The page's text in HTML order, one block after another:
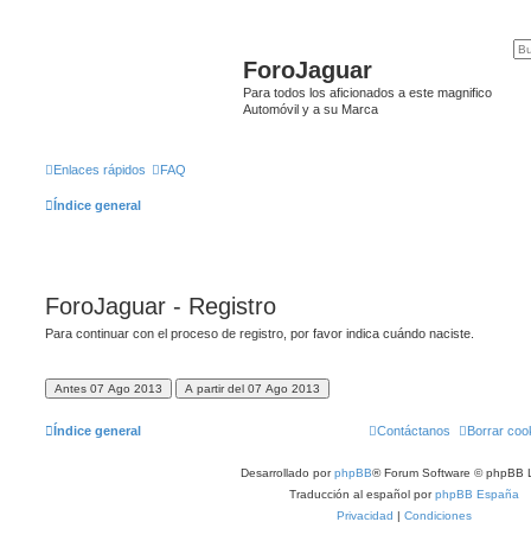
ForoJaguar
Para todos los aficionados a este magnifico
Automóvil y a su Marca
Enlaces rápidos FAQ
Índice general
ForoJaguar - Registro
Para continuar con el proceso de registro, por favor indica cuándo naciste.
Índice general Borrar
Contáctanos
Desarrollado porphpBB® Forum Software © phpBB
Traducción al español porphpBB España
Privacidad | Condiciones